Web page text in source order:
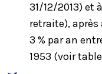
31/12/2013) et
retraite),
3 % par an
1953 (voir